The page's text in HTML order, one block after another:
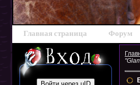
Главная страница Форум